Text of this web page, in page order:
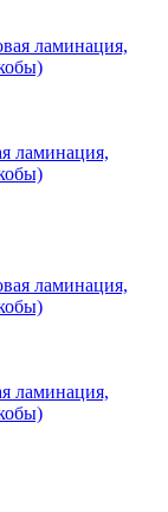
ламинация,
ламинация,